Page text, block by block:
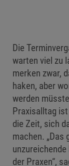
Die
warten viel zu
merken zwar,
haken, aber
werden
Praxisalltag
die Zeit, sich
machen.
der Praxen“,